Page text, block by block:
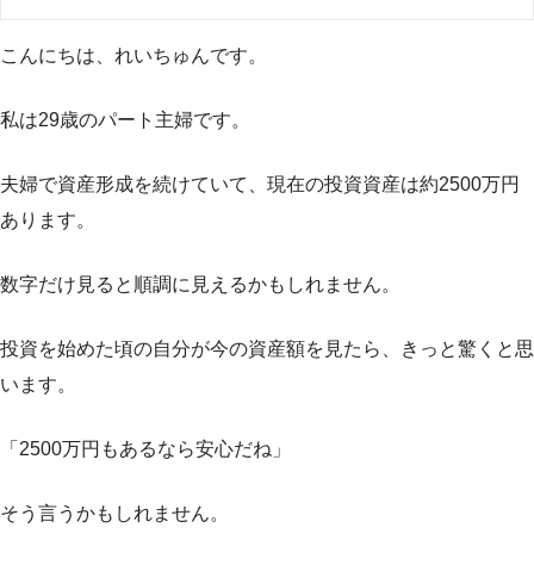
こんにちは、れいちゅんです。
私は29歳のパート主婦です。
夫婦で資産形成を続けていて、現在の投資資産は約2500万円
あります。
数字だけ見ると順調に見えるかもしれません。
投資を始めた頃の自分が今の資産額を見たら、きっと驚くと思
います。
「2500万円もあるなら安心だね」
そう言うかもしれません。